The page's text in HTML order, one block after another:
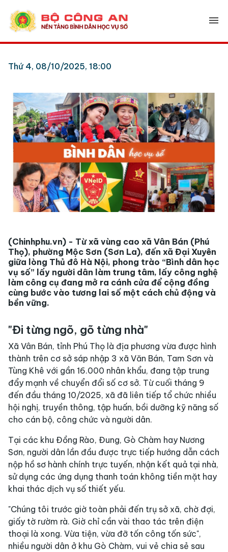
menu
Thứ 4, 08/10/2025, 18:00
(Chinhphu.vn) - Từ xã vùng cao xã Vân Bán (Phú
Thọ), phường Mộc Sơn (Sơn La), đến xã Đại Xuyên
giữa lòng Thủ đô Hà Nội, phong trào “Bình dân học
vụ số” lấy người dân làm trung tâm, lấy công nghệ
làm công cụ đang mở ra cánh cửa để cộng đồng
cùng bước vào tương lai số một cách chủ động và
bền vững.
"Đi từng ngõ, gõ từng nhà"
Xã Vân Bán, tỉnh Phú Thọ là địa phương vừa được hình
thành trên cơ sở sáp nhập 3 xã Văn Bán, Tam Sơn và
Tùng Khê với gần 16.000 nhân khẩu, đang tập trung
đẩy mạnh về chuyển đổi số cơ sở. Từ cuối tháng 9
đến đầu tháng 10/2025, xã đã liên tiếp tổ chức nhiều
hội nghị, truyền thông, tập huấn, bồi dưỡng kỹ năng số
cho cán bộ, công chức và người dân.
Tại các khu Đồng Rào, Đung, Gò Chàm hay Nương
Sơn, người dân lần đầu được trực tiếp hướng dẫn cách
nộp hồ sơ hành chính trực tuyến, nhận kết quả tại nhà,
sử dụng các ứng dụng thanh toán không tiền mặt hay
khai thác dịch vụ số thiết yếu.
"Chúng tôi trước giờ toàn phải đến trụ sở xã, chờ đợi,
giấy tờ rườm rà. Giờ chỉ cần vài thao tác trên điện
thoại là xong. Vừa tiện, vừa đỡ tốn công tốn sức",
nhiều người dân ở khu Gò Chàm, vui vẻ chia sẻ sau